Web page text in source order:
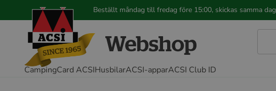
Beställt måndag till fredag före 15:00, skickas samma dag
CampingCard ACSIHusbilarACSI-apparACSI Club ID